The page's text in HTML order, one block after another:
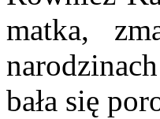
matka,
bała się